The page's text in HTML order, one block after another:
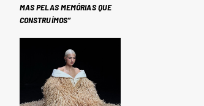
MAS PELAS MEMÓRIAS QUE
CONSTRUÍMOS”